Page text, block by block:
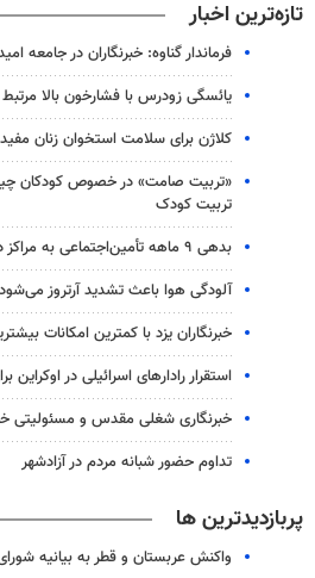
تازه‌ترین اخبار
فرماندار گناوه: خبرنگاران در جامعه
یائسگی زودرس با فشارخون بالا
کلاژن برای سلامت استخوان زنان
تربیت کودک
بدهی ۹ ماهه تأمین‌اجتماعی به مراکز دیالیز
آلودگی هوا باعث تشدید آرتروز می‌شود
خبرنگاران یزد با کمترین امکانات
استقرار رادارهای اسرائیلی در اوکراین
خبرنگاری شغلی مقدس و مسئولیتی
تداوم حضور شبانه مردم در آزادشهر
پربازدیدترین ها
واکنش عربستان و قطر به بیانیه